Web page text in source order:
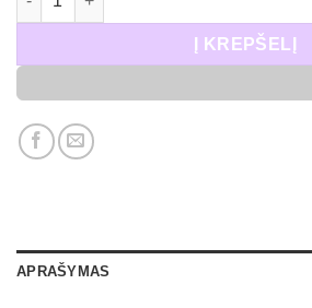
Į KREPŠELĮ
APRAŠYMAS